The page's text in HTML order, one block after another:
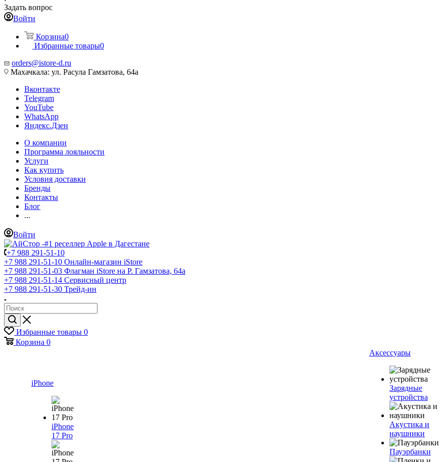
Задать вопрос
Войти
Корзина0
Избранные товары0
orders@istore-d.ru
Махачкала: ул. Расула Гамзатова, 64а
Вконтакте
Telegram
YouTube
WhatsApp
Яндекс.Дзен
О компании
Программа лояльности
Услуги
Как купить
Условия доставки
Бренды
Контакты
Блог
...
Войти
+7 988 291-51-10
+7 988 291-51-10 Онлайн-магазин iStore
+7 988 291-51-03 Флагман iStore на Р. Гамзатова, 64а
+7 988 291-51-14 Сервисный центр
+7 988 291-51-30 Трейд-ин
Избранные товары 0
Корзина 0
iPhone
iPhone
17 Pro
Аксессуары
Зарядные
устройства
Акустика и
наушники
Пауэрбанки